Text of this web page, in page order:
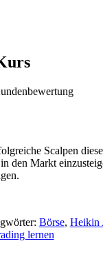
Scalpen
den Markt
Börse, Heikin
lernen